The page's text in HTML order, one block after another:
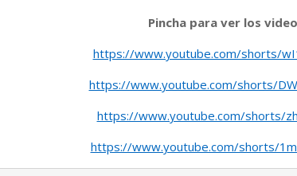
Pincha para ver los
https://www.youtube.com/shorts/
https://www.youtube.com/shorts/
https://www.youtube.com/shorts/
https://www.youtube.com/shorts/